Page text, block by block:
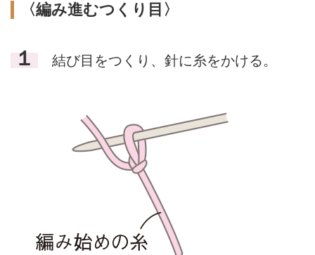
〈編み進むつくり目〉
１ 結び目をつくり、針に糸をかける。